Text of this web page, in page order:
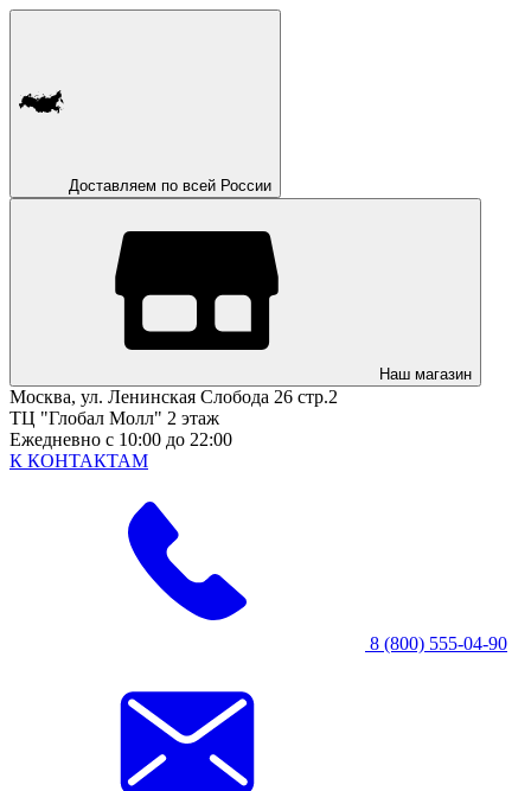
Доставляем по всей России
Наш магазин
Москва, ул. Ленинская Слобода 26 стр.2
ТЦ "Глобал Молл" 2 этаж
Ежедневно с 10:00 до 22:00
К КОНТАКТАМ
8 (800) 555-04-90